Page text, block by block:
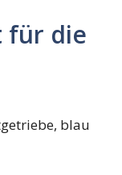
für die